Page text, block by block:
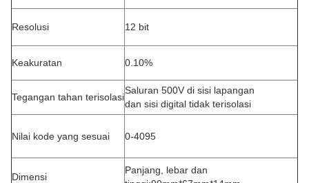
Resolusi 12 bit
Keakuratan 0.10%
Tegangan tahan terisolasi
Saluran 500V di sisi lapangan
dan sisi digital tidak terisolasi
Nilai kode yang sesuai 0-4095
Dimensi
Panjang, lebar dan